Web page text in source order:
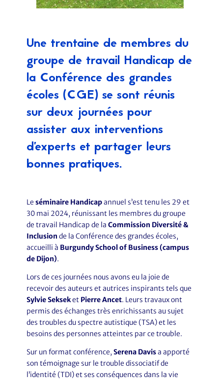
Une trentaine de membres du
groupe de travail Handicap de
la Conférence des grandes
écoles (CGE) se sont réunis
sur deux journées pour
assister aux interventions
d’experts et partager leurs
bonnes pratiques.
Le séminaire Handicapannuel s’est tenu les 29 et
30 mai 2024, réunissant les membres du groupe
de travail Handicap de la Commission Diversité &
Inclusion de la Conférence des grandes écoles,
accueilli à Burgundy School of Business (campus
de Dijon).
Lors de ces journées nous avons eu la joie de
recevoir des auteurs et autrices inspirants tels que
Sylvie Sekseket Pierre Ancet. Leurs travaux ont
permis des échanges très enrichissants au sujet
des troubles du spectre autistique (TSA) et les
besoins des personnes atteintes par ce trouble.
Sur un format conférence, Serena Davisa apporté
son témoignage sur le trouble dissociatif de
l’identité (TDI) et ses conséquences dans la vie